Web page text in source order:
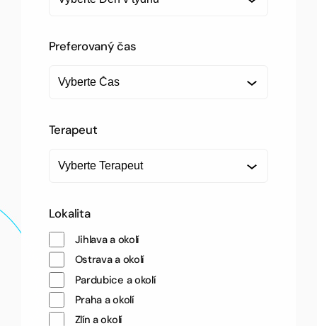
tPreferovaný čas
Terapeut
e
u
Lokalita
Jihlava a okolí
Ostrava a okolí
Pardubice a okolí
Praha a okolí
Zlín a okolí